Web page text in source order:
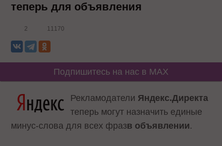
теперь для объявления
2 11170
Подпишитесь на нас в MAX
Рекламодатели Яндекс.Директа
теперь могут назначить единые
минус-слова для всех фразв объявлении.